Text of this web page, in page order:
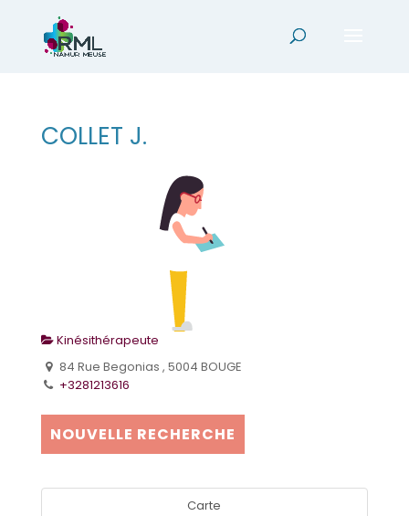
COLLET J.
Kinésithérapeute
84 Rue Begonias , 5004 BOUGE
+3281213616
NOUVELLE RECHERCHE
Carte